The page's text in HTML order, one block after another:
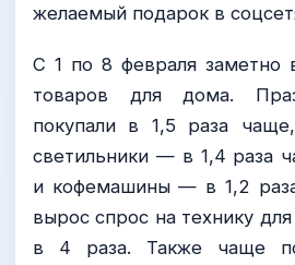
желаемый подарок в
С 1 по 8 февраля заметно
товаров для дома.
покупали в 1,5 раза
светильники — в 1,4 раза
и кофемашины — в 1,2
вырос спрос на технику
в 4 раза. Также чаще